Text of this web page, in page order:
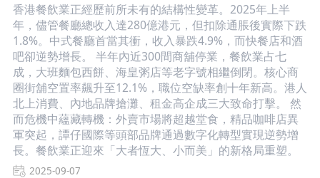
香港餐飲業正經歷前所未有的結構性變革。2025年上半
年，儘管餐廳總收入達280億港元，但扣除通脹後實際下跌
1.8%。中式餐廳首當其衝，收入暴跌4.9%，而快餐店和酒
吧卻逆勢增長。 半年內近300間商舖停業，餐飲業占七
成，大班麵包西餅、海皇粥店等老字號相繼倒閉。核心商
圈街舖空置率飆升至12.1%，職位空缺率創十年新高。港人
北上消費、內地品牌搶灘、租金高企成三大致命打擊。 然
而危機中蘊藏轉機：外賣市場將超越堂食，精品咖啡店異
軍突起，譚仔國際等頭部品牌通過數字化轉型實現逆勢增
長。餐飲業正迎來「大者恆大、小而美」的新格局重塑。
2025-09-07